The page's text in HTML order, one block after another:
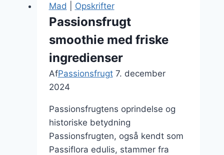
tropisk
dessert
Mad Opskrifter
Passionsfrugt
smoothie med friske
ingredienser
AfPassionsfrugt 7. december
2024
Passionsfrugtens oprindelse og
historiske betydning
Passionsfrugten, også kendt som
Passiflora edulis, stammer fra